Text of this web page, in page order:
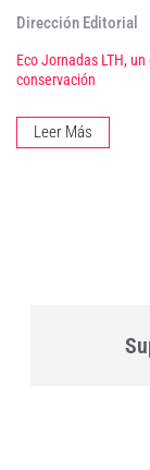
Dirección Editorial
Eco Jornadas LTH,
conservación
Leer Más